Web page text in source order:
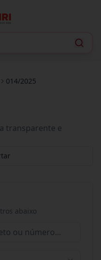
014/2025
transparente e
abaixo